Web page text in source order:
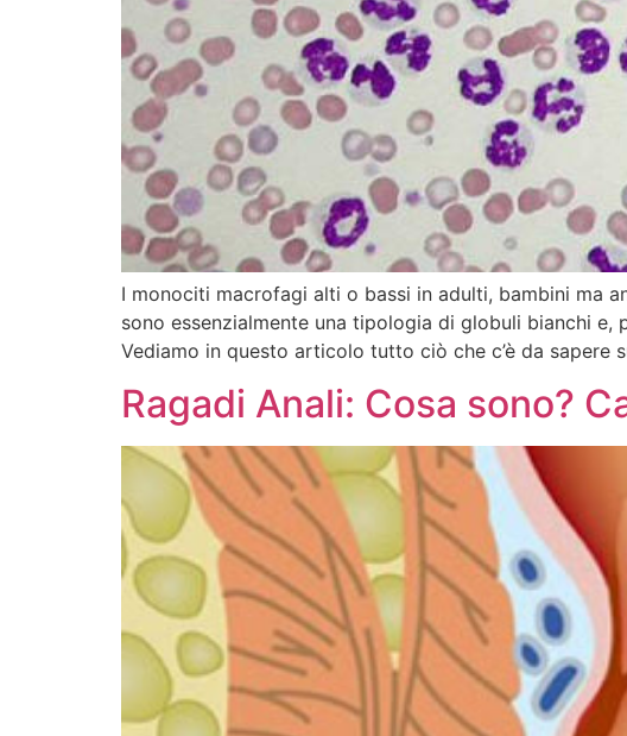
I monociti macrofagi alti o bassi in adulti, bambini ma
sono essenzialmente una tipologia di globuli bianchi
Vediamo in questo articolo tutto ciò che c’è da sapere
Ragadi Anali: Cosa sono?